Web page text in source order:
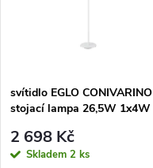
svítidlo EGLO CONIVARINO
stojací lampa 26,5W 1x4W
2 698 Kč
Skladem 2 ks